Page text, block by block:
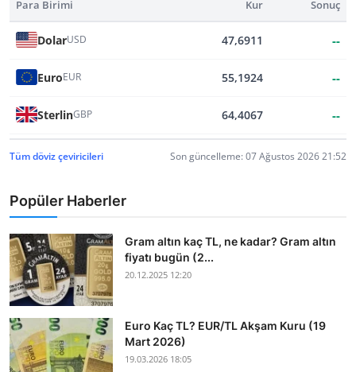
Para Birimi Kur Sonuç
DolarUSD 47,6911 --
EuroEUR 55,1924 --
SterlinGBP 64,4067 --
Tüm döviz çeviricileri Son güncelleme: 07 Ağustos 2026 21:52
Popüler Haberler
Gram altın kaç TL, ne kadar? Gram altın
fiyatı bugün (2...
20.12.2025 12:20
Euro Kaç TL? EUR/TL Akşam Kuru (19
Mart 2026)
19.03.2026 18:05